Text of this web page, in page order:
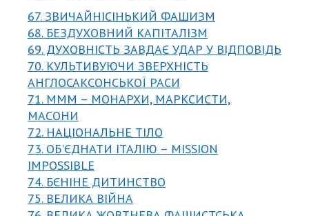
67. ЗВИЧАЙНІСІНЬКИЙ ФАШИЗМ
68. БЕЗДУХОВНИЙ КАПІТАЛІЗМ
69. ДУХОВНІСТЬ ЗАВДАЄ УДАР У ВІДПОВІДЬ
70. КУЛЬТИВУЮЧИ ЗВЕРХНІСТЬ
АНГЛОСАКСОНСЬКОЇ РАСИ
71. МММ – МОНАРХИ, МАРКСИСТИ,
МАСОНИ
72. НАЦІОНАЛЬНЕ ТІЛО
73. ОБ'ЄДНАТИ ІТАЛІЮ – MISSION
IMPOSSIBLE
74. БЄНІНЕ ДИТИНСТВО
75. ВЕЛИКА ВІЙНА